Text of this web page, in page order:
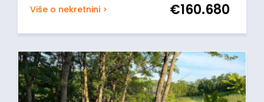
Više o nekretnini > €160.680